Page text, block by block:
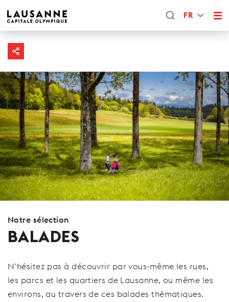
FR
Notre sélection
BALADES
N’hésitez pas à découvrir par vous-même les rues,
les parcs et les quartiers de Lausanne, ou même les
environs, au travers de ces balades thématiques.